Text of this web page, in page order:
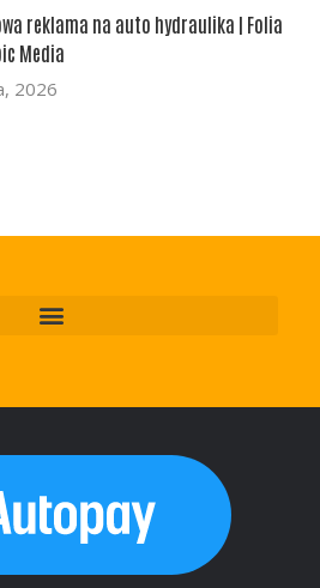
reklama na auto hydraulika | Folia
Media
2026